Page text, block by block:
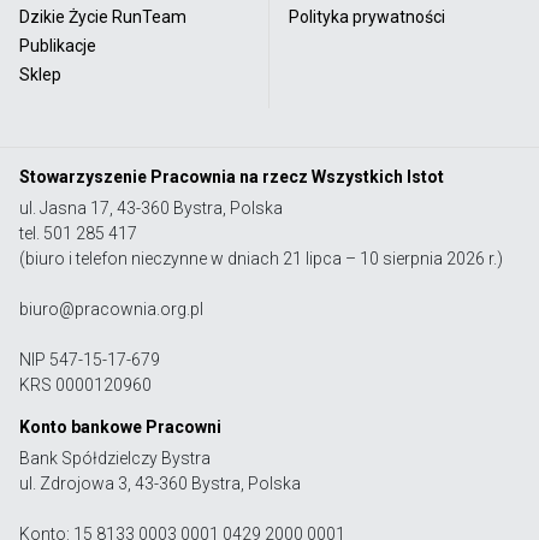
Dzikie Życie RunTeam
Publikacje
Sklep
Polityka prywatności
Stowarzyszenie Pracownia na rzecz Wszystkich Istot
ul. Jasna 17, 43-360 Bystra, Polska
tel. 501 285 417
(biuro i telefon nieczynne w dniach 21 lipca – 10 sierpnia 2026 r.)
biuro@pracownia.org.pl
NIP 547-15-17-679
KRS 0000120960
Konto bankowe Pracowni
Bank Spółdzielczy Bystra
ul. Zdrojowa 3, 43-360 Bystra, Polska
Konto: 15 8133 0003 0001 0429 2000 0001